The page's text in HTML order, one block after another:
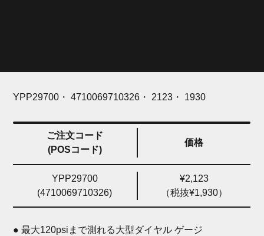
YPP29700・ 4710069710326・ 2123・ 1930
ご注文コード
(POSコード)
価格
YPP29700
(4710069710326)
¥2,123
（税抜¥1,930）
● 最大120psiまで測れる大型ダイヤル ゲージ